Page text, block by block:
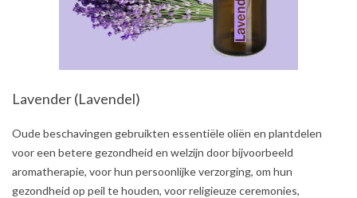
Lavender (Lavendel)
2021-
Oude beschavingen gebruikten essentiële oliën en plantdelen
voor een betere gezondheid en welzijn door bijvoorbeeld
aromatherapie, voor hun persoonlijke verzorging, om hun
gezondheid op peil te houden, voor religieuze ceremonies,